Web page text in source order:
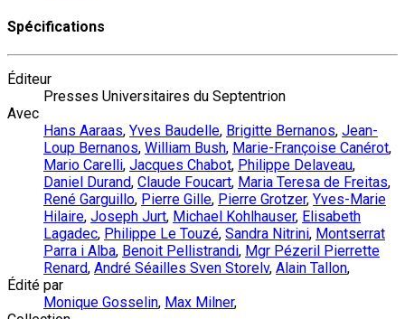
Spécifications
Éditeur
Presses Universitaires du Septentrion
Avec
Hans Aaraas, Yves Baudelle, Brigitte Bernanos, Jean-
Loup Bernanos, William Bush, Marie-Françoise Canérot,
Mario Carelli, Jacques Chabot, Philippe Delaveau,
Daniel Durand, Claude Foucart, Maria Teresa de Freitas,
René Garguillo, Pierre Gille, Pierre Grotzer, Yves-Marie
Hilaire, Joseph Jurt, Michael Kohlhauser, Elisabeth
Lagadec, Philippe Le Touzé, Sandra Nitrini, Montserrat
Parra i Alba, Benoit Pellistrandi, Mgr Pézeril Pierrette
Renard, André Séailles Sven Storelv, Alain Tallon,
Édité par
Monique Gosselin, Max Milner,